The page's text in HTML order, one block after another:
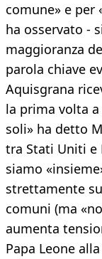
comune» e per
ha osservato -
maggioranza
parola chiave
Aquisgrana
la prima volta
soli» ha detto
tra Stati Uniti e
siamo
strettamente
comuni (ma
aumenta
Papa Leone